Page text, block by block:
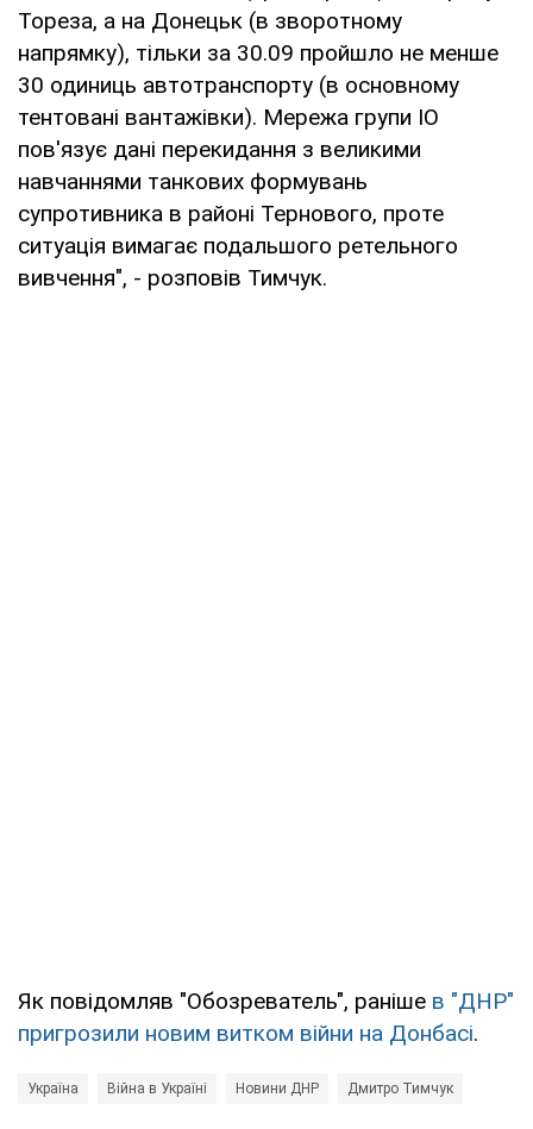
Тореза, а на Донецьк (в зворотному
напрямку), тільки за 30.09 пройшло не менше
30 одиниць автотранспорту (в основному
тентовані вантажівки). Мережа групи ІО
пов'язує дані перекидання з великими
навчаннями танкових формувань
супротивника в районі Тернового, проте
ситуація вимагає подальшого ретельного
вивчення", - розповів Тимчук.
Як повідомляв "Обозреватель", раніше в "ДНР"
пригрозили новим витком війни на Донбасі.
Україна Війна в Україні Новини ДНР Дмитро Тимчук